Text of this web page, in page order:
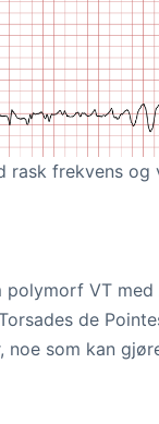
rask frekvens og
polymorf VT med
de
som kan